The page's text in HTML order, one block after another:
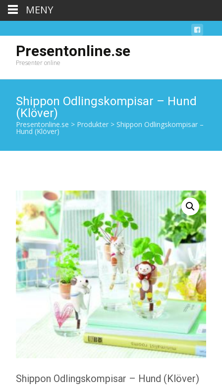
Presentonline.se
Presenter online
Shippon Odlingskompisar – Hund
(Klöver)
Presentonline.se > Produkter > Shippon Odlingskompisar –
Hund (Klöver)
Shippon Odlingskompisar – Hund (Klöver)
MENY